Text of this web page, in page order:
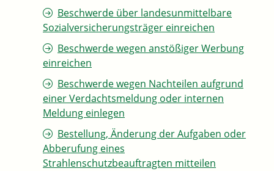
Beschwerde über landesunmittelbare
Sozialversicherungsträger einreichen
Beschwerde wegen anstößiger Werbung
einreichen
Beschwerde wegen Nachteilen aufgrund
einer Verdachtsmeldung oder internen
Meldung einlegen
Bestellung, Änderung der Aufgaben oder
Abberufung eines
Strahlenschutzbeauftragten mitteilen